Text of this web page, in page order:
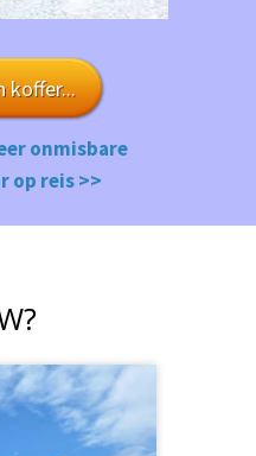
koffer...
onmisbare
op reis >>